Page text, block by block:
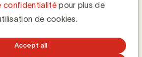
confidentialitépour plus de
de cookies.
Accept all